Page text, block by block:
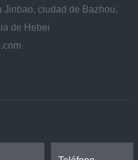
Jinbao, ciudad de Bazhou,
de Hebei